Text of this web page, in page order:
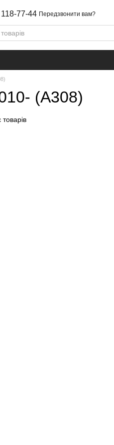
77-44 Передзвонити вам?
(A308)